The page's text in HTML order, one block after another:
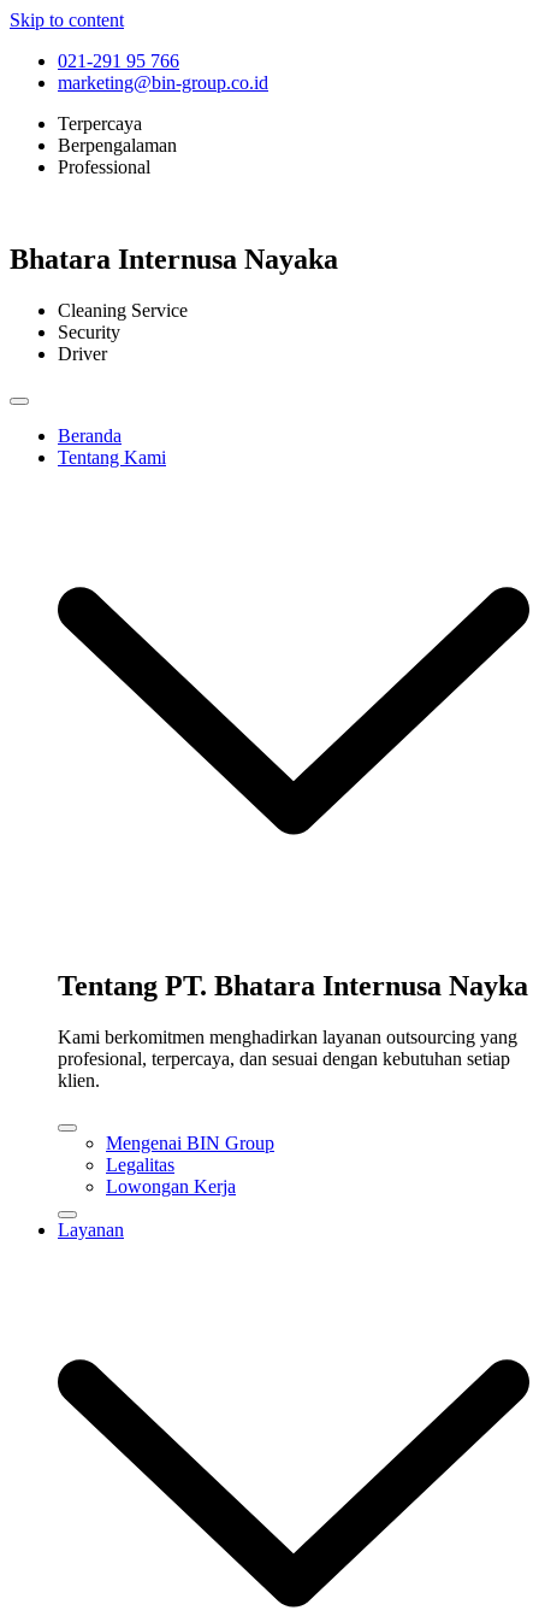
Skip to content
021-291 95 766
marketing@bin-group.co.id
Terpercaya
Berpengalaman
Professional
Bhatara Internusa Nayaka
Cleaning Service
Security
Driver
Beranda
Tentang Kami
Tentang PT. Bhatara Internusa Nayka
Kami berkomitmen menghadirkan layanan outsourcing yang
profesional, terpercaya, dan sesuai dengan kebutuhan setiap
klien.
Mengenai BIN Group
Legalitas
Lowongan Kerja
Layanan